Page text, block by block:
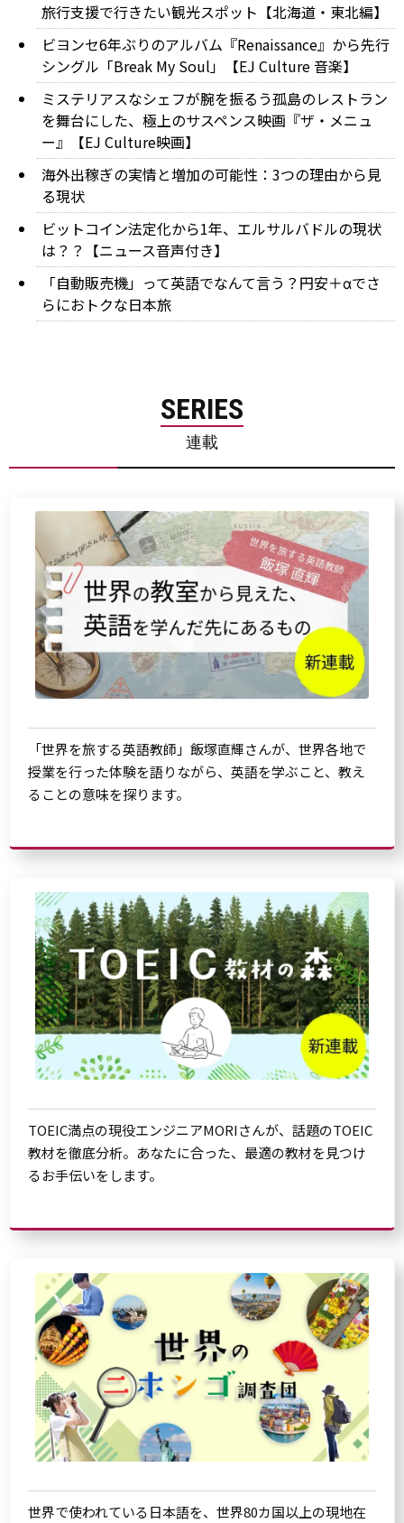
旅行支援で行きたい観光スポット【北海道・東北編】
ビヨンセ6年ぶりのアルバム『Renaissance』から先行
シングル「Break My Soul」【EJ Culture 音楽】
ミステリアスなシェフが腕を振るう孤島のレストラン
を舞台にした、極上のサスペンス映画『ザ・メニュ
ー』【EJ Culture映画】
海外出稼ぎの実情と増加の可能性：3つの理由から見
る現状
ビットコイン法定化から1年、エルサルバドルの現状
は？？【ニュース音声付き】
「自動販売機」って英語でなんて言う？円安＋αでさ
らにおトクな日本旅
SERIES
連載
「世界を旅する英語教師」飯塚直輝さんが、世界各地で
授業を行った体験を語りながら、英語を学ぶこと、教え
ることの意味を探ります。
TOEIC満点の現役エンジニアMORIさんが、話題のTOEIC
教材を徹底分析。あなたに合った、最適の教材を見つけ
るお手伝いをします。
世界で使われている日本語を、世界80カ国以上の現地在